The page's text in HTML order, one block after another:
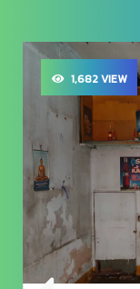
1,682 VIEW